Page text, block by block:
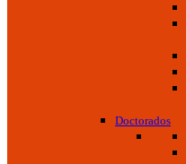
Doctorados